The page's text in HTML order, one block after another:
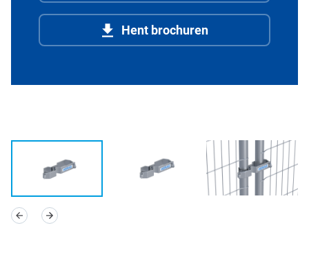
Hent brochuren